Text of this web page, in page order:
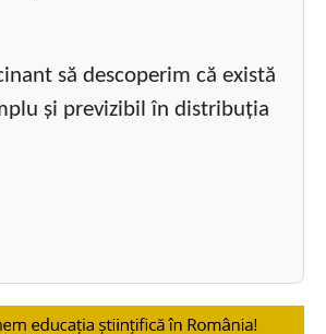
să descoperim că există
și previzibil în distribuția